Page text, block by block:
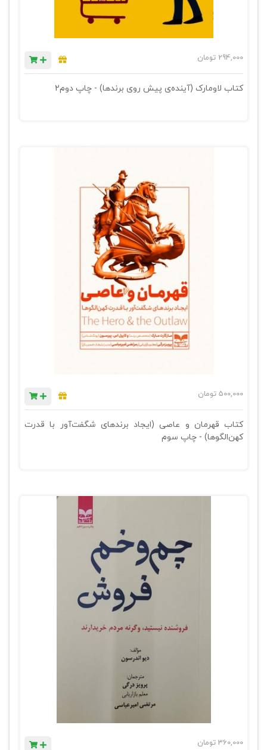
294,000 تومان
کتاب لاومارک (آینده‌ی پیش روی برندها) - چاپ دوم2
500,000 تومان
کتاب قهرمان و عاصی (ایجاد برندهای شگفت‌آور با قدرت
کهن‌الگوها) - چاپ سوم
360,000 تومان